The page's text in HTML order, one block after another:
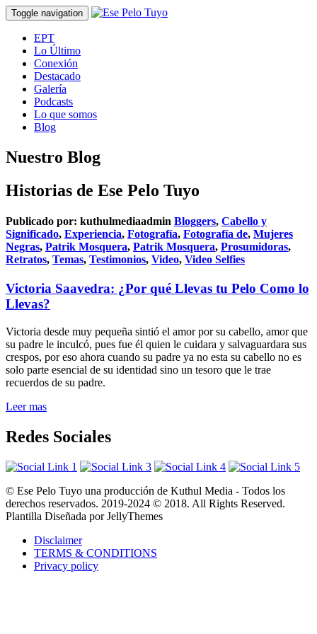
Toggle navigation
EPT
Lo Último
Conexión
Destacado
Galería
Podcasts
Lo que somos
Blog
Nuestro Blog
Historias de Ese Pelo Tuyo
Publicado por: kuthulmediaadmin Bloggers, Cabello y
Significado, Experiencia, Fotografía, Fotografía de, Mujeres
Negras, Patrik Mosquera, Patrik Mosquera, Prosumidoras,
Retratos, Temas, Testimonios, Video, Video Selfies
Victoria Saavedra: ¿Por qué Llevas tu Pelo Como lo
Llevas?
Victoria desde muy pequeña sintió el amor por su cabello, amor que
su padre le inculcó, pues fue él quien le cuidara y salvaguardara sus
crespos, por eso ahora cuando su padre ya no esta su cabello no es
solo parte esencial de su identidad sino un tesoro que le trae
recuerdos de su padre.
Leer mas
Redes Sociales
© Ese Pelo Tuyo una producción de Kuthul Media - Todos los
derechos reservados. 2019-2024 © 2018. All Rights Reserved.
Plantilla Diseñada por JellyThemes
Disclaimer
TERMS & CONDITIONS
Privacy policy